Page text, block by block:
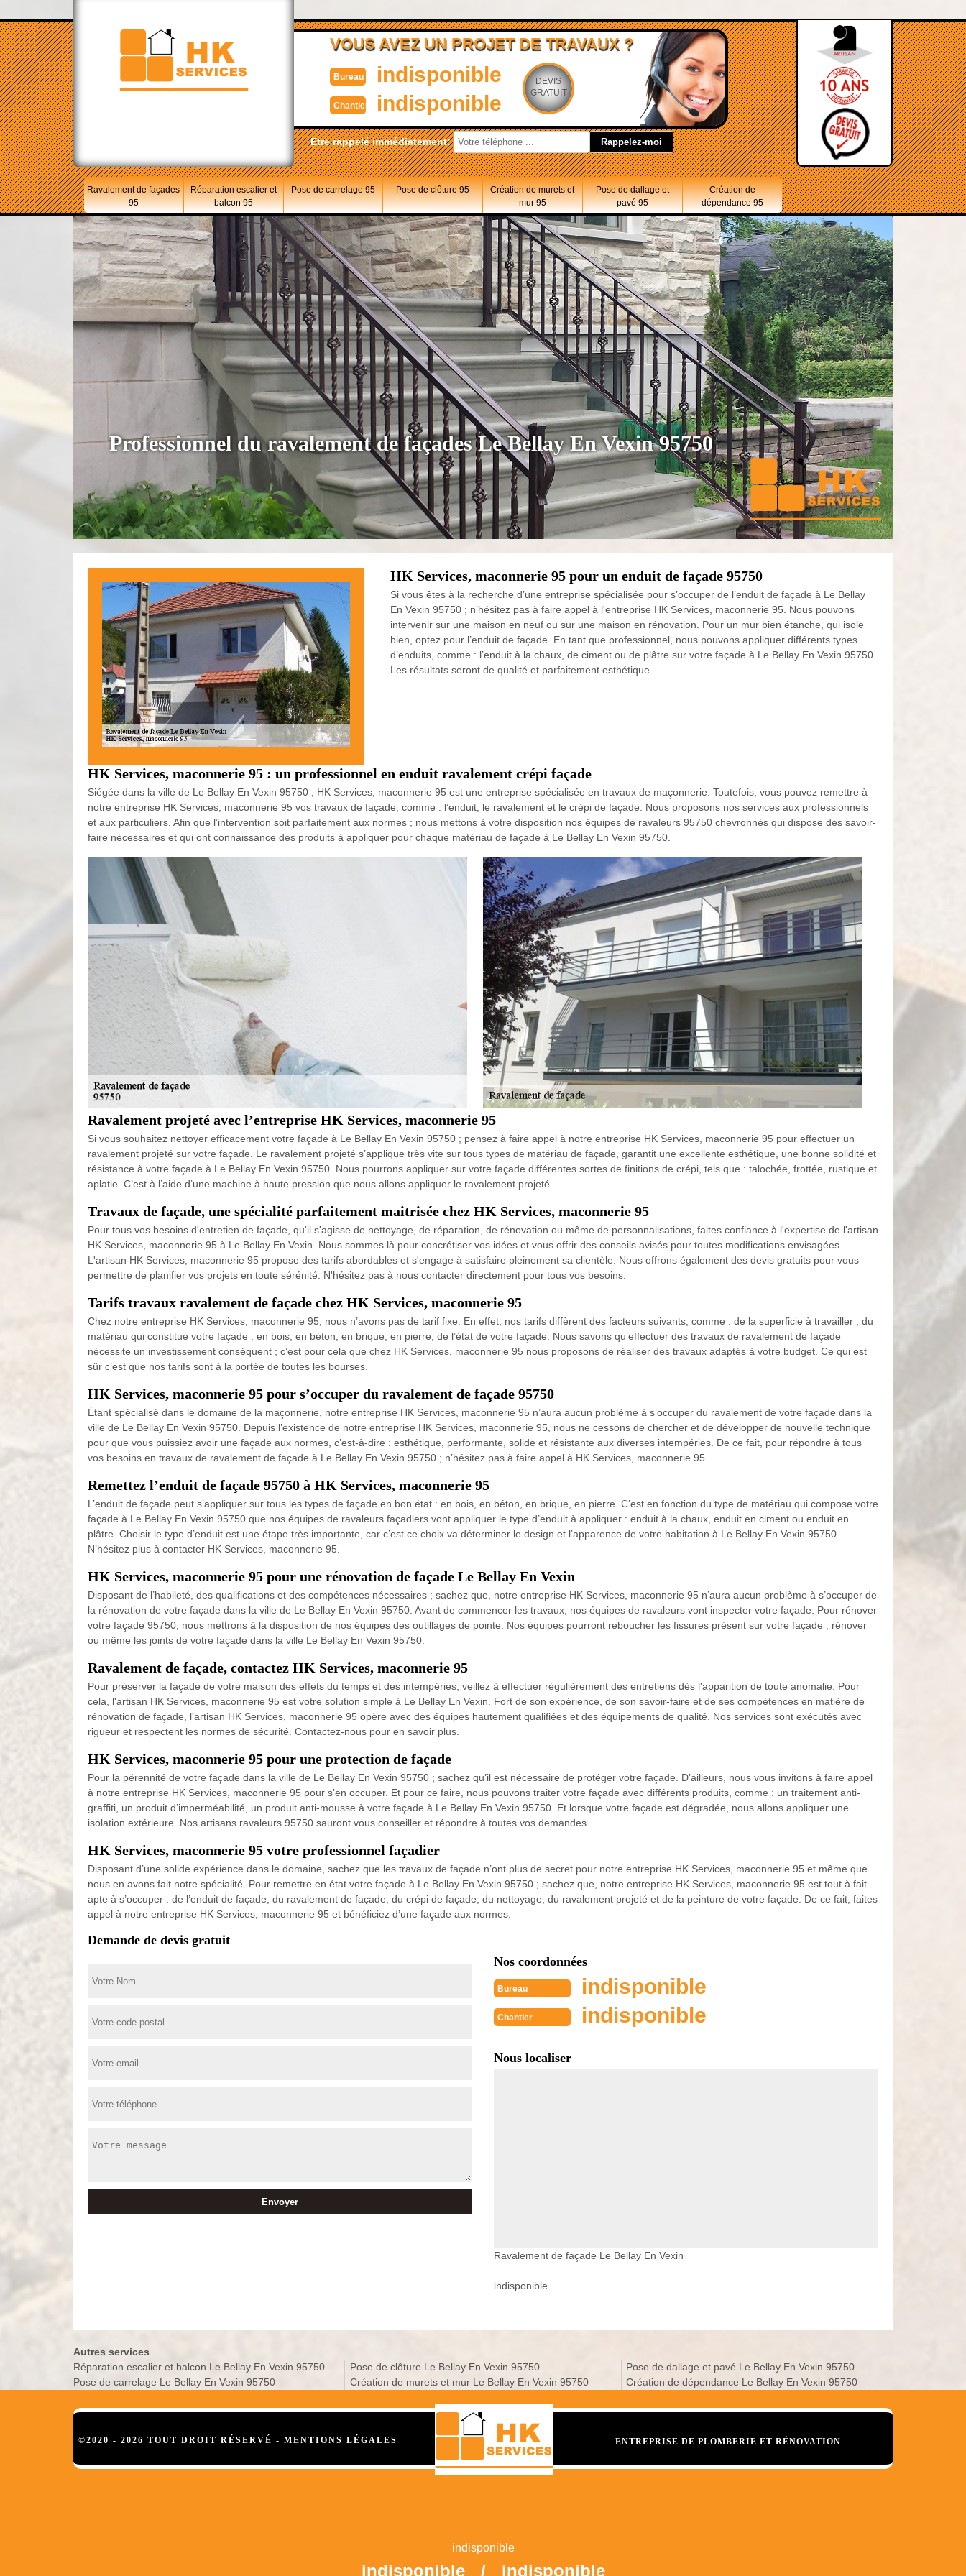
VOUS AVEZ UN PROJET DE TRAVAUX ?
Bureau indisponible
Chantier indisponible
DEVIS
GRATUIT
Etre rappelé immédiatement:
Ravalement de façades
95
Réparation escalier et
balcon 95
Pose de carrelage 95 Pose de clôture 95
Création de murets et
mur 95
Pose de dallage et
pavé 95
Création de
dépendance 95
Professionnel du ravalement de façades Le Bellay En Vexin 95750
HK Services, maconnerie 95 pour un enduit de façade 95750
Si vous êtes à la recherche d’une entreprise spécialisée pour s’occuper de l’enduit de façade à Le Bellay
En Vexin 95750 ; n’hésitez pas à faire appel à l'entreprise HK Services, maconnerie 95. Nous pouvons
intervenir sur une maison en neuf ou sur une maison en rénovation. Pour un mur bien étanche, qui isole
bien, optez pour l’enduit de façade. En tant que professionnel, nous pouvons appliquer différents types
d’enduits, comme : l’enduit à la chaux, de ciment ou de plâtre sur votre façade à Le Bellay En Vexin 95750.
Les résultats seront de qualité et parfaitement esthétique.
HK Services, maconnerie 95 : un professionnel en enduit ravalement crépi façade
Siégée dans la ville de Le Bellay En Vexin 95750 ; HK Services, maconnerie 95 est une entreprise spécialisée en travaux de maçonnerie. Toutefois, vous pouvez remettre à
notre entreprise HK Services, maconnerie 95 vos travaux de façade, comme : l’enduit, le ravalement et le crépi de façade. Nous proposons nos services aux professionnels
et aux particuliers. Afin que l’intervention soit parfaitement aux normes ; nous mettons à votre disposition nos équipes de ravaleurs 95750 chevronnés qui dispose des savoir-
faire nécessaires et qui ont connaissance des produits à appliquer pour chaque matériau de façade à Le Bellay En Vexin 95750.
Ravalement projeté avec l’entreprise HK Services, maconnerie 95
Si vous souhaitez nettoyer efficacement votre façade à Le Bellay En Vexin 95750 ; pensez à faire appel à notre entreprise HK Services, maconnerie 95 pour effectuer un
ravalement projeté sur votre façade. Le ravalement projeté s’applique très vite sur tous types de matériau de façade, garantit une excellente esthétique, une bonne solidité et
résistance à votre façade à Le Bellay En Vexin 95750. Nous pourrons appliquer sur votre façade différentes sortes de finitions de crépi, tels que : talochée, frottée, rustique et
aplatie. C’est à l’aide d’une machine à haute pression que nous allons appliquer le ravalement projeté.
Travaux de façade, une spécialité parfaitement maitrisée chez HK Services, maconnerie 95
Pour tous vos besoins d'entretien de façade, qu'il s'agisse de nettoyage, de réparation, de rénovation ou même de personnalisations, faites confiance à l'expertise de l'artisan
HK Services, maconnerie 95 à Le Bellay En Vexin. Nous sommes là pour concrétiser vos idées et vous offrir des conseils avisés pour toutes modifications envisagées.
L'artisan HK Services, maconnerie 95 propose des tarifs abordables et s'engage à satisfaire pleinement sa clientèle. Nous offrons également des devis gratuits pour vous
permettre de planifier vos projets en toute sérénité. N'hésitez pas à nous contacter directement pour tous vos besoins.
Tarifs travaux ravalement de façade chez HK Services, maconnerie 95
Chez notre entreprise HK Services, maconnerie 95, nous n’avons pas de tarif fixe. En effet, nos tarifs diffèrent des facteurs suivants, comme : de la superficie à travailler ; du
matériau qui constitue votre façade : en bois, en béton, en brique, en pierre, de l’état de votre façade. Nous savons qu’effectuer des travaux de ravalement de façade
nécessite un investissement conséquent ; c’est pour cela que chez HK Services, maconnerie 95 nous proposons de réaliser des travaux adaptés à votre budget. Ce qui est
sûr c’est que nos tarifs sont à la portée de toutes les bourses.
HK Services, maconnerie 95 pour s’occuper du ravalement de façade 95750
Étant spécialisé dans le domaine de la maçonnerie, notre entreprise HK Services, maconnerie 95 n’aura aucun problème à s’occuper du ravalement de votre façade dans la
ville de Le Bellay En Vexin 95750. Depuis l’existence de notre entreprise HK Services, maconnerie 95, nous ne cessons de chercher et de développer de nouvelle technique
pour que vous puissiez avoir une façade aux normes, c’est-à-dire : esthétique, performante, solide et résistante aux diverses intempéries. De ce fait, pour répondre à tous
vos besoins en travaux de ravalement de façade à Le Bellay En Vexin 95750 ; n’hésitez pas à faire appel à HK Services, maconnerie 95.
Remettez l’enduit de façade 95750 à HK Services, maconnerie 95
L’enduit de façade peut s’appliquer sur tous les types de façade en bon état : en bois, en béton, en brique, en pierre. C’est en fonction du type de matériau qui compose votre
façade à Le Bellay En Vexin 95750 que nos équipes de ravaleurs façadiers vont appliquer le type d’enduit à appliquer : enduit à la chaux, enduit en ciment ou enduit en
plâtre. Choisir le type d’enduit est une étape très importante, car c’est ce choix va déterminer le design et l’apparence de votre habitation à Le Bellay En Vexin 95750.
N’hésitez plus à contacter HK Services, maconnerie 95.
HK Services, maconnerie 95 pour une rénovation de façade Le Bellay En Vexin
Disposant de l’habileté, des qualifications et des compétences nécessaires ; sachez que, notre entreprise HK Services, maconnerie 95 n’aura aucun problème à s’occuper de
la rénovation de votre façade dans la ville de Le Bellay En Vexin 95750. Avant de commencer les travaux, nos équipes de ravaleurs vont inspecter votre façade. Pour rénover
votre façade 95750, nous mettrons à la disposition de nos équipes des outillages de pointe. Nos équipes pourront reboucher les fissures présent sur votre façade ; rénover
ou même les joints de votre façade dans la ville Le Bellay En Vexin 95750.
Ravalement de façade, contactez HK Services, maconnerie 95
Pour préserver la façade de votre maison des effets du temps et des intempéries, veillez à effectuer régulièrement des entretiens dès l'apparition de toute anomalie. Pour
cela, l'artisan HK Services, maconnerie 95 est votre solution simple à Le Bellay En Vexin. Fort de son expérience, de son savoir-faire et de ses compétences en matière de
rénovation de façade, l'artisan HK Services, maconnerie 95 opère avec des équipes hautement qualifiées et des équipements de qualité. Nos services sont exécutés avec
rigueur et respectent les normes de sécurité. Contactez-nous pour en savoir plus.
HK Services, maconnerie 95 pour une protection de façade
Pour la pérennité de votre façade dans la ville de Le Bellay En Vexin 95750 ; sachez qu’il est nécessaire de protéger votre façade. D’ailleurs, nous vous invitons à faire appel
à notre entreprise HK Services, maconnerie 95 pour s’en occuper. Et pour ce faire, nous pouvons traiter votre façade avec différents produits, comme : un traitement anti-
graffiti, un produit d’imperméabilité, un produit anti-mousse à votre façade à Le Bellay En Vexin 95750. Et lorsque votre façade est dégradée, nous allons appliquer une
isolation extérieure. Nos artisans ravaleurs 95750 sauront vous conseiller et répondre à toutes vos demandes.
HK Services, maconnerie 95 votre professionnel façadier
Disposant d’une solide expérience dans le domaine, sachez que les travaux de façade n’ont plus de secret pour notre entreprise HK Services, maconnerie 95 et même que
nous en avons fait notre spécialité. Pour remettre en état votre façade à Le Bellay En Vexin 95750 ; sachez que, notre entreprise HK Services, maconnerie 95 est tout à fait
apte à s’occuper : de l’enduit de façade, du ravalement de façade, du crépi de façade, du nettoyage, du ravalement projeté et de la peinture de votre façade. De ce fait, faites
appel à notre entreprise HK Services, maconnerie 95 et bénéficiez d’une façade aux normes.
Demande de devis gratuit
Nos coordonnées
Bureau indisponible
Chantier indisponible
Nous localiser
Ravalement de façade Le Bellay En Vexin
indisponible
Autres services
Réparation escalier et balcon Le Bellay En Vexin 95750
Pose de carrelage Le Bellay En Vexin 95750
Pose de clôture Le Bellay En Vexin 95750
Création de murets et mur Le Bellay En Vexin 95750
Pose de dallage et pavé Le Bellay En Vexin 95750
Création de dépendance Le Bellay En Vexin 95750
©2020 - 2026 TOUT DROIT RÉSERVÉ - MENTIONS LÉGALES ENTREPRISE DE PLOMBERIE ET RÉNOVATION
indisponible
indisponible / indisponible